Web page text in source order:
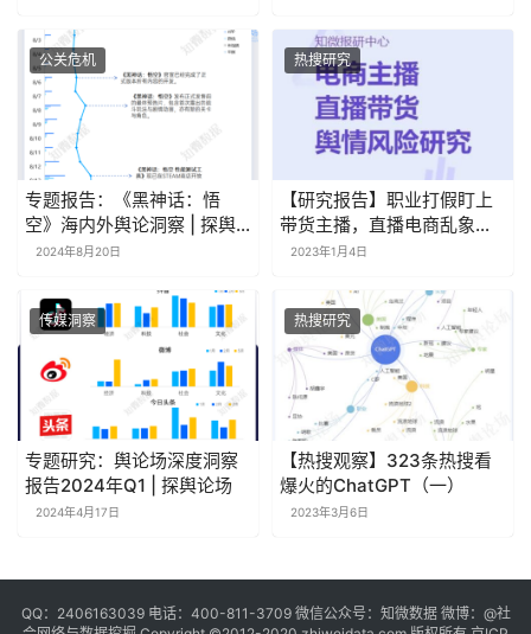
公关危机
专题报告：《黑神话：悟
空》海内外舆论洞察 | 探舆
论场
2024年8月20日
热搜研究
【研究报告】职业打假盯上
带货主播，直播电商乱象频
发2023年1月4日
传媒洞察
专题研究：舆论场深度洞察
报告2024年Q1 | 探舆论场
2024年4月17日
热搜研究
【热搜观察】323条热搜看
爆火的ChatGPT（一）
2023年3月6日
QQ：2406163039 电话：400-811-3709 微信公众号：知微数据 微博： @社